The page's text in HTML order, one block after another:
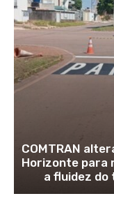
COMTRAN
Horizonte para
a fluidez do